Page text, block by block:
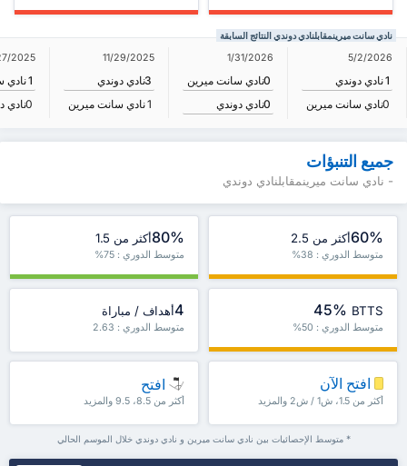
نادي سانت ميرينمقابلنادي دوندي النتائج السابقة
5/2/2026
نادي دوندي1
نادي سانت ميرين0
1/31/2026
نادي سانت ميرين0
نادي دوندي0
11/29/2025
نادي دوندي3
نادي سانت ميرين1
2025
نادي1
نادي0
جميع التنبؤات
- نادي سانت ميرينمقابلنادي دوندي
60%أكثر من 2.5
متوسط الدوري : 38%
80%أكثر من 1.5
متوسط الدوري : 75%
45% BTTS
متوسط الدوري : 50%
4أهداف / مباراة
متوسط الدوري : 2.63
افتح الآن
أكثر من 1.5، ش1 / ش2 والمزيد
افتح
أكثر من 8.5، 9.5 والمزيد
* متوسط الإحصائيات بين نادي سانت ميرين و نادي دوندي خلال الموسم الحالي